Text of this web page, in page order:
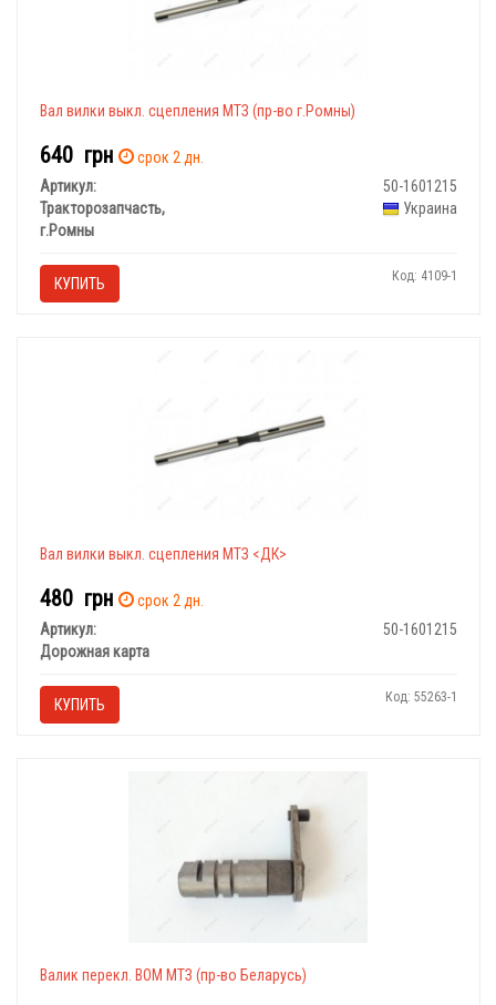
Вал вилки выкл. сцепления МТЗ (пр-во г.Ромны)
640 грн
срок 2 дн.
Артикул:
50-1601215
Тракторозапчасть,
г.Ромны
Украина
КУПИТЬ Код: 4109-1
Вал вилки выкл. сцепления МТЗ <ДК>
480 грн
срок 2 дн.
Артикул:
50-1601215
Дорожная карта
КУПИТЬ Код: 55263-1
Валик перекл. ВОМ МТЗ (пр-во Беларусь)